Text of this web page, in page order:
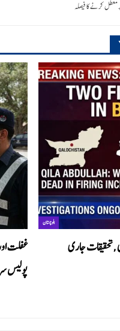
کرنے کا فیصلہ
غفلت
پولیس
بلوچستان